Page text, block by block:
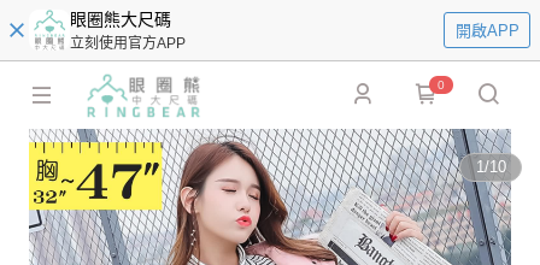
眼圈熊大尺碼
立刻使用官方APP
開啟APP
0
1/10